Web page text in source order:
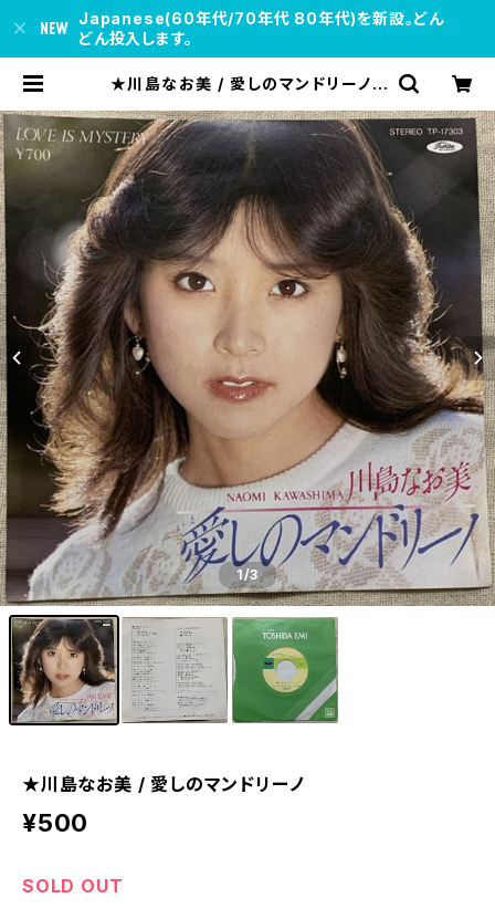
Japanese(60年代/70年代 80年代)を新設。どん
どん投入します。
★川島なお美 / 愛しのマンドリーノ |
1/3
★川島なお美 / 愛しのマンドリーノ
¥500
SOLD OUT